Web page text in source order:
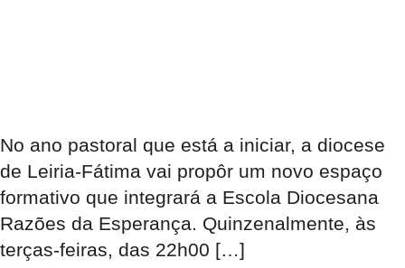
No ano pastoral que está a iniciar, a diocese
de Leiria-Fátima vai propôr um novo espaço
formativo que integrará a Escola Diocesana
Razões da Esperança. Quinzenalmente, às
terças-feiras, das 22h00 […]